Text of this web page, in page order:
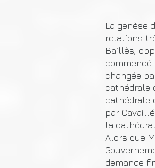
La genèse
relations
Baillès,
commencé
changée
cathédrale
cathédrale
par
la
Alors que
demande